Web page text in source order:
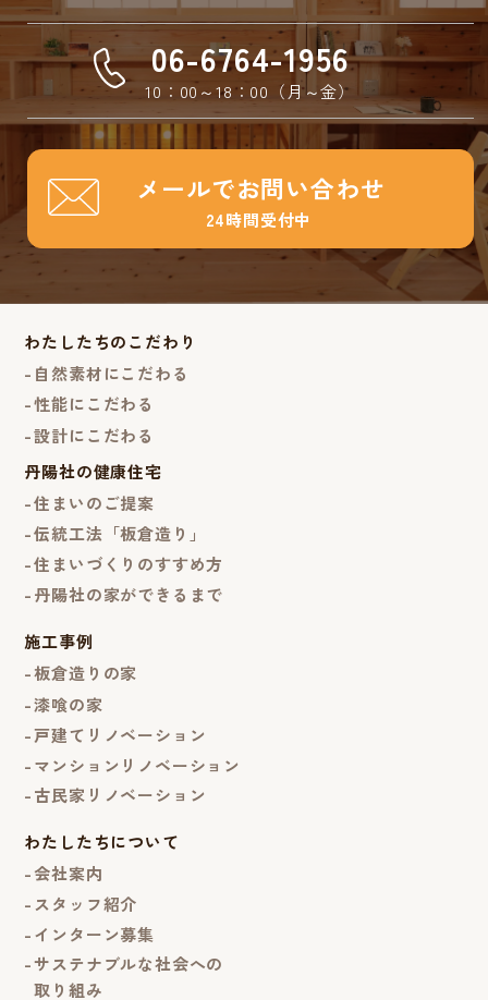
06-6764-1956
10：00～18：00（月～金）
メールでお問い合わせ
24時間受付中
わたしたちのこだわり
自然素材にこだわる
性能にこだわる
設計にこだわる
丹陽社の健康住宅
住まいのご提案
伝統工法「板倉造り」
住まいづくりのすすめ方
丹陽社の家ができるまで
施工事例
板倉造りの家
漆喰の家
戸建てリノベーション
マンションリノベーション
古民家リノベーション
わたしたちについて
会社案内
スタッフ紹介
インターン募集
サステナブルな社会への
取り組み